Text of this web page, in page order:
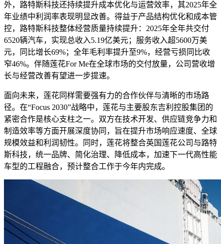
外，路特斯科技还持续提升成本优化与运营效率，其2025年全
年业绩中利润率表现明显改善。得益于产品结构优化和成本管
控，路特斯科技整体经营质量持续提升：2025年全年共交付
6520辆汽车，实现总收入5.19亿美元；服务收入超5600万美
元，同比增长69%；全年毛利率提升至9%，经营亏损同比收
窄46%。伴随莲花For Me在全球市场的交付放量，公司营收增
长与经营改善有望进一步提速。
面向未来，莲花同样需要强有力的合作伙伴与清晰的市场路
径。在“Focus 2030”战略中，莲花与主要股东吉利控股集团的
紧密合作是核心支柱之一。双方在技术开发、供应链竞争力和
制造效率等方面开展深度协同，旨在提升市场响应速度、全球
规模效益和利润韧性。同时，莲花将整合英国莲花公司与路特
斯科技，统一品牌、简化治理、降低成本，加速下一代高性能
车型的工程融合，预计整合工作于今年内完成。